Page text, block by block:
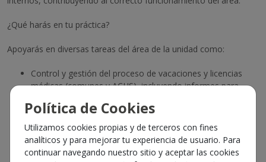
¿Qué harás en tu práctica?
Apoyarás en diversas tareas del área de la unidad como:
Control y gestión del proceso de vacaciones y licencias
médicas (comunes y ACHS), incluyendo informes para
Apoyo en acreditaciones laborales y actualización de
formularios F30 y F30-1.
Administración de caja chica y fondos a rendir (ingreso de
boletas, facturas, vales).
Política de Cookies
Utilizamos cookies propias y de terceros con fines
analíticos y para mejorar tu experiencia de usuario. Para
continuar navegando nuestro sitio y aceptar las cookies